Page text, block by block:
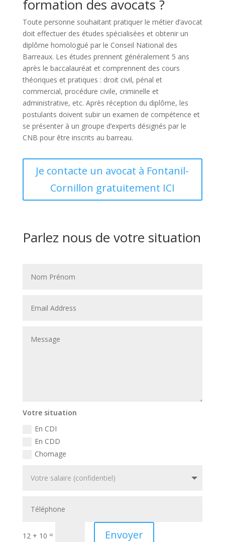
formation des avocats ?
Toute personne souhaitant pratiquer le métier d’avocat
doit effectuer des études spécialisées et obtenir un
diplôme homologué par le Conseil National des
Barreaux. Les études prennent généralement 5 ans
après le baccalauréat et comprennent des cours
théoriques et pratiques : droit civil, pénal et
commercial, procédure civile, criminelle et
administrative, etc. Après réception du diplôme, les
postulants doivent subir un examen de compétence et
se présenter à un groupe d’experts désignés par le
CNB pour être inscrits au barreau.
Je contacte un avocat à Fontanil-
Cornillon gratuitement ICI
Parlez nous de votre situation
Votre situation
En CDI
En CDD
Chomage
12 + 10 = Envoyer